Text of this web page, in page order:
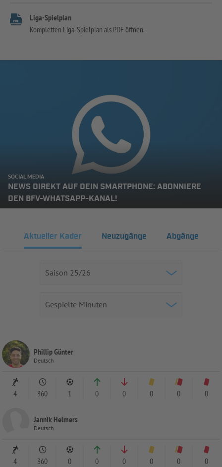
Liga-Spielplan
Kompletten Liga-Spielplan als PDF öffnen.
SOCIAL MEDIA
NEWS DIREKT AUF DEIN SMARTPHONE: ABONNIERE
DEN BFV-WHATSAPP-KANAL!
Aktueller Kader Neuzugänge Abgänge
Phillip Günter
Deutsch
4 360 1 0 0 0 0 0
Jannik Helmers
Deutsch
4 360 0 0 0 0 0 0